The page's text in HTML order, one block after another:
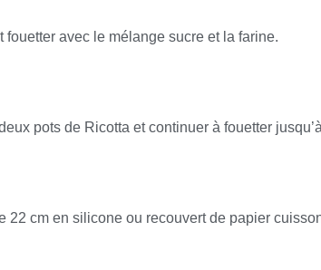
avec le mélange sucre et la farine.
pots de Ricotta et continuer à fouetter
22 cm en silicone ou recouvert de papier